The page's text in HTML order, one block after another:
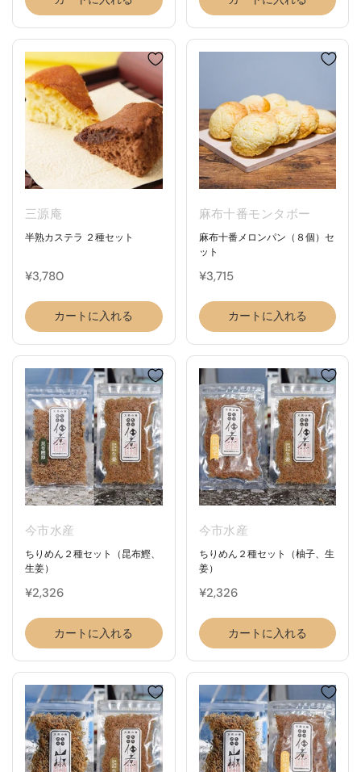
三源庵
半熟カステラ ２種セット
¥3,780
カートに入れる
麻布十番モンタボー
麻布十番メロンパン（８個）セ
ット
¥3,715
カートに入れる
今市水産
ちりめん２種セット（昆布鰹、
生姜）
¥2,326
カートに入れる
今市水産
ちりめん２種セット（柚子、生
姜）
¥2,326
カートに入れる